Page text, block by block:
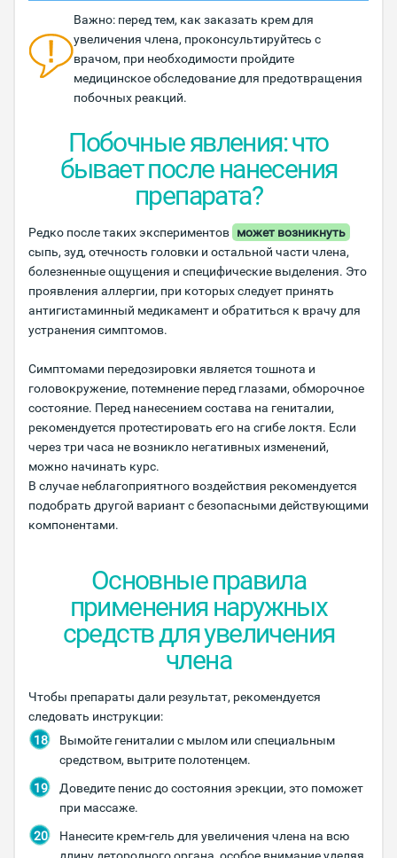
Важно: перед тем, как заказать крем для
увеличения члена, проконсультируйтесь с
врачом, при необходимости пройдите
медицинское обследование для предотвращения
побочных реакций.
Побочные явления: что
бывает после нанесения
препарата?
Редко после таких экспериментов может возникнуть
сыпь, зуд, отечность головки и остальной части члена,
болезненные ощущения и специфические выделения. Это
проявления аллергии, при которых следует принять
антигистаминный медикамент и обратиться к врачу для
устранения симптомов.
Симптомами передозировки является тошнота и
головокружение, потемнение перед глазами, обморочное
состояние. Перед нанесением состава на гениталии,
рекомендуется протестировать его на сгибе локтя. Если
через три часа не возникло негативных изменений,
можно начинать курс.
В случае неблагоприятного воздействия рекомендуется
подобрать другой вариант с безопасными действующими
компонентами.
Основные правила
применения наружных
средств для увеличения
члена
Чтобы препараты дали результат, рекомендуется
следовать инструкции:
Вымойте гениталии с мылом или специальным
средством, вытрите полотенцем.
Доведите пенис до состояния эрекции, это поможет
при массаже.
Нанесите крем-гель для увеличения члена на всю